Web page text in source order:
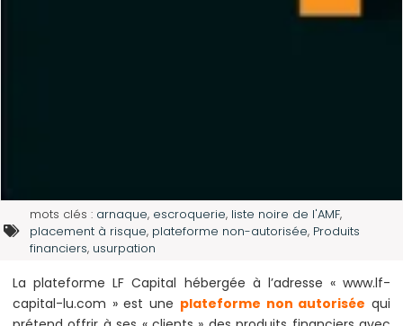
mots clés : arnaque, escroquerie, liste noire de l'AMF,
placement à risque, plateforme non-autorisée, Produits
financiers, usurpation
La plateforme LF Capital hébergée à l’adresse « www.lf-
capital-lu.com » est une plateforme non autorisée qui